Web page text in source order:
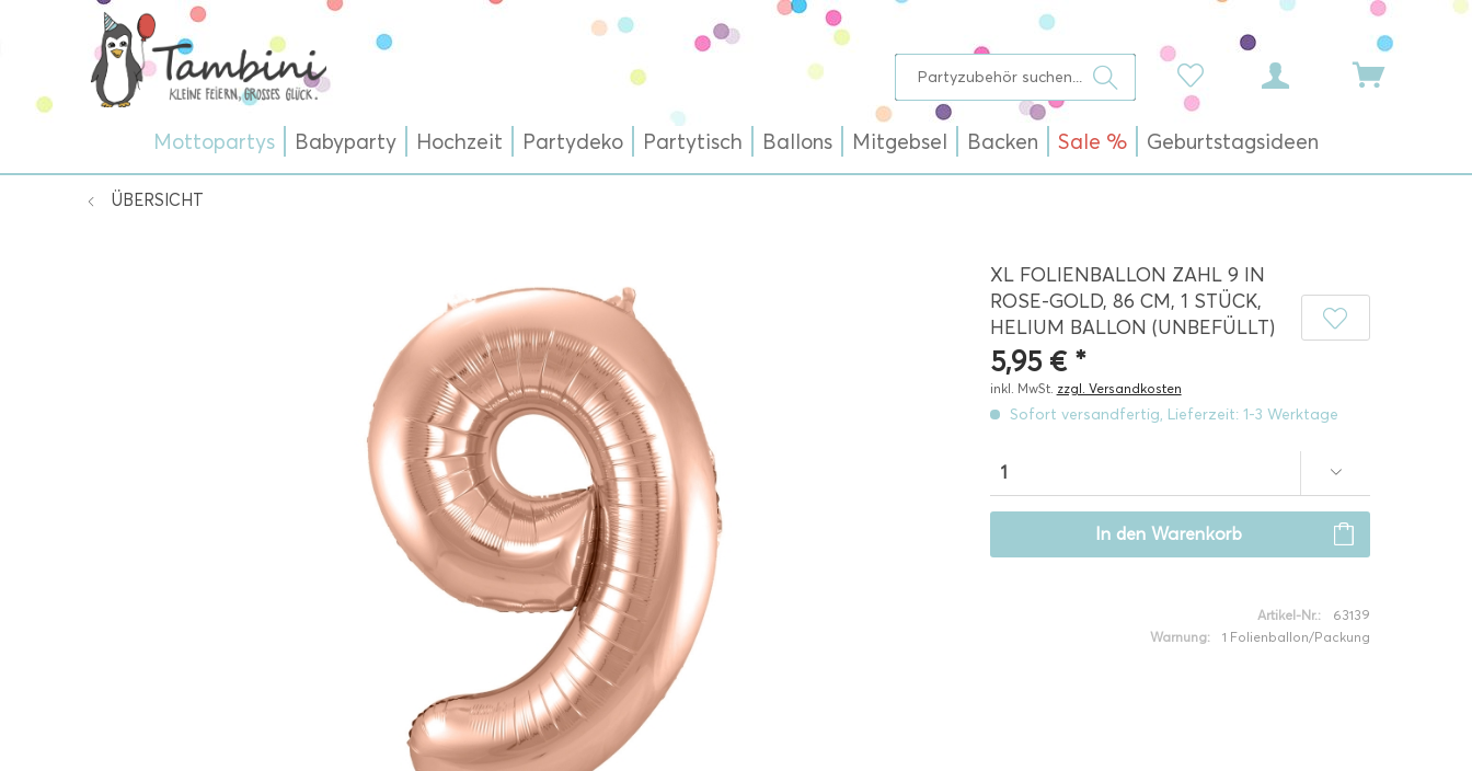
Mottopartys Babyparty Hochzeit Partydeko Partytisch Ballons Mitgebsel Backen Sale % Geburtstagsideen
ÜBERSICHT
XL FOLIENBALLON ZAHL 9 IN
ROSE-GOLD, 86 CM, 1 STÜCK,
HELIUM BALLON (UNBEFÜLLT)
5,95 € *
inkl. MwSt. zzgl. Versandkosten
Sofort versandfertig, Lieferzeit: 1-3 Werktage
In den Warenkorb
Artikel-Nr.:
63139
Warnung:
1 Folienballon/Packung